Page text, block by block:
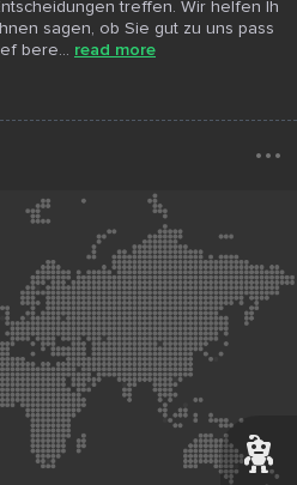
treffen. Wir helfen Ih
sagen, ob Sie gut zu uns pass
bere... read more
...